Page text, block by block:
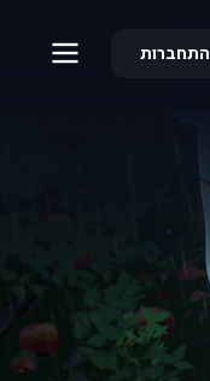
התחברות